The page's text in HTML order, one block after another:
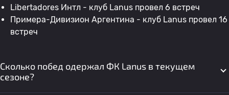
Libertadores Интл - клуб Lanus провел 6 встреч
Примера-Дивизион Аргентина - клуб Lanus провел 16
встреч
Сколько побед одержал ФК Lanus в текущем
сезоне?